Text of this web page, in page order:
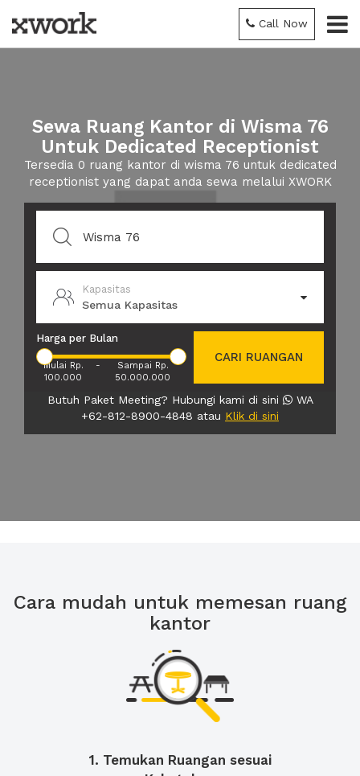
Call Now
Sewa Ruang Kantor di Wisma 76
Untuk Dedicated Receptionist
Tersedia 0 ruang kantor di wisma 76 untuk dedicated
receptionist yang dapat anda sewa melalui XWORK
Kapasitas
Semua Kapasitas
Harga per Bulan
Mulai Rp.
100.000
-
Sampai Rp.
50.000.000
CARI RUANGAN
Butuh Paket Meeting? Hubungi kami di sini
WA
+62-812-8900-4848 atau Klik di sini
Cara mudah untuk memesan ruang
kantor
1. Temukan Ruangan sesuai